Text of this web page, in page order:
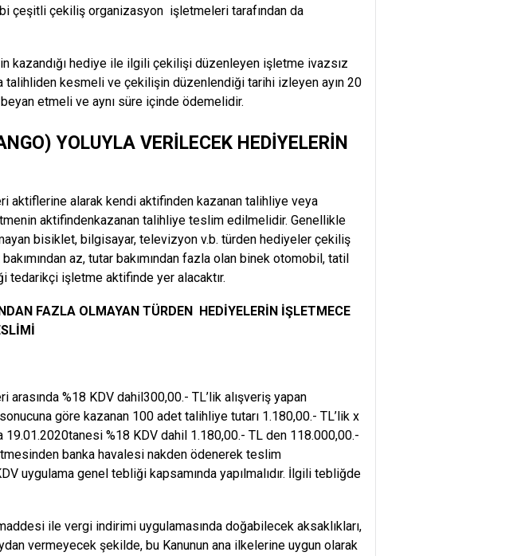
çeşitli çekiliş organizasyon işletmeleri tarafından da
kazandığı hediye ile ilgili çekilişi düzenleyen işletme ivazsız
talihliden kesmeli ve çekilişin düzenlendiği tarihi izleyen ayın 20
etmeli ve aynı süre içinde ödemelidir.
YOLUYLA VERİLECEK HEDİYELERİN
aktiflerine alarak kendi aktifinden kazanan talihliye veya
aktifindenkazanan talihliye teslim edilmelidir. Genellikle
bisiklet, bilgisayar, televizyon v.b. türden hediyeler çekiliş
az, tutar bakımından fazla olan binek otomobil, tatil
tedarikçi işletme aktifinde yer alacaktır.
FAZLA OLMAYAN TÜRDEN HEDİYELERİN İŞLETMECE
%18 KDV dahil300,00.- TL’lik alışveriş yapan
göre kazanan 100 adet talihliye tutarı 1.180,00.- TL’lik x
%18 KDV dahil 1.180,00.- TL den 118.000,00.-
banka havalesi nakden ödenerek teslim
uygulama genel tebliği kapsamında yapılmalıdır. İlgili tebliğde
ile vergi indirimi uygulamasında doğabilecek aksaklıkları,
vermeyecek şekilde, bu Kanunun ana ilkelerine uygun olarak